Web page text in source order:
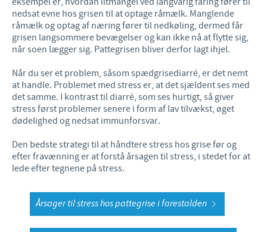
nedsat evne hos grisen til at optage råmælk. Manglende
råmælk og optag af næring fører til nedkøling, dermed får
grisen langsommere bevægelser og kan ikke nå at flytte sig,
når soen lægger sig. Pattegrisen bliver derfor lagt ihjel.
Når du ser et problem, såsom spædgrisediarré, er det nemt
at handle. Problemet med stress er, at det sjældent ses med
det samme. I kontrast til diarré, som ses hurtigt, så giver
stress først problemer senere i form af lav tilvækst, øget
dødelighed og nedsat immunforsvar.
Den bedste strategi til at håndtere stress hos grise før og
efter fravænning er at forstå årsagen til stress, i stedet for at
lede efter tegnene på stress.
Årsager til stress hos pattegrise i farestalden